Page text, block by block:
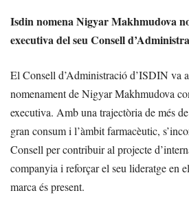
Isdin nomena Nigyar Makhmudova
executiva del seu Consell
El Consell d’Administració d’ISDIN va
nomenament de Nigyar Makhmudova
executiva. Amb una trajectòria de més
gran consum i l’àmbit farmacèutic,
Consell per contribuir al projecte
companyia i reforçar el seu lideratge en
marca és present.